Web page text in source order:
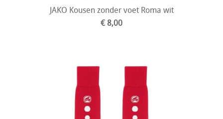
JAKO Kousen zonder voet Roma wit
€ 8,00